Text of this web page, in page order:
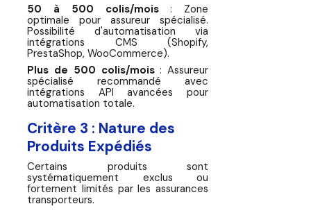
50 à 500 colis/mois: Zone
optimale pour assureur spécialisé.
Possibilité d'automatisation via
intégrations CMS (Shopify,
PrestaShop, WooCommerce).
Plus de 500 colis/mois: Assureur
spécialisé recommandé avec
intégrations API avancées pour
automatisation totale.
Critère 3 : Nature des
Produits Expédiés
Certains produits sont
systématiquement exclus ou
fortement limités par les assurances
transporteurs.